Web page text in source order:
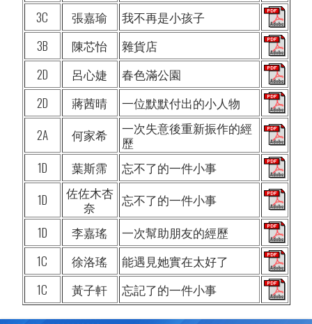
3C
張嘉瑜
我不再是小孩子
3B
陳芯怡
雜貨店
2D
呂心婕
春色滿公園
2D
蔣茜晴
一位默默付出的小人物
2A
何家希
一次失意後重新振作的經
歷
1D
葉斯霈
忘不了的一件小事
1D
佐佐木杏
奈
忘不了的一件小事
1D
李嘉瑤
一次幫助朋友的經歷
1C
徐洛瑤
能遇見她實在太好了
1C
黃子軒 忘記了的一件小事